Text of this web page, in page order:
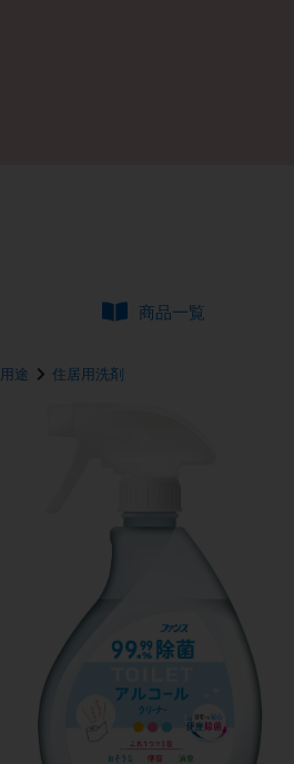
商品一覧
用途 住居用洗剤